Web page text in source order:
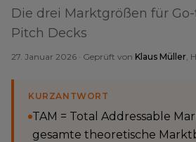
Die drei Marktgrößen für
Pitch Decks
27. Januar 2026 · Geprüft von Klaus Müller,
KURZANTWORT
TAM = Total Addressable
gesamte theoretische